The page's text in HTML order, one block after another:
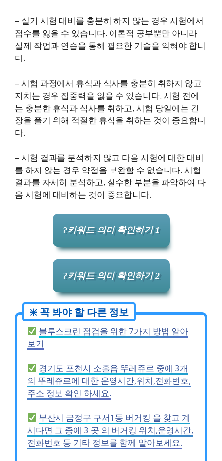
– 실기 시험 대비를 충분히 하지 않는 경우 시험에서
점수를 잃을 수 있습니다. 이론적 공부뿐만 아니라
실제 작업과 연습을 통해 필요한 기술을 익혀야 합니
다.
– 시험 과정에서 휴식과 식사를 충분히 취하지 않고
지치는 경우 집중력을 잃을 수 있습니다. 시험 전에
는 충분한 휴식과 식사를 취하고, 시험 당일에는 긴
장을 풀기 위해 적절한 휴식을 취하는 것이 중요합니
다.
– 시험 결과를 분석하지 않고 다음 시험에 대한 대비
를 하지 않는 경우 약점을 보완할 수 없습니다. 시험
결과를 자세히 분석하고, 실수한 부분을 파악하여 다
음 시험에 대비하는 것이 중요합니다.
?키워드 의미 확인하기 1
?키워드 의미 확인하기 2
블루스크린 점검을 위한 7가지 방법 알아
보기
경기도 포천시 소흘읍 뚜레쥬르 중에 3개
의 뚜레쥬르에 대한 운영시간,위치,전화번호,
주소 정보 확인 하세요.
부산시 금정구 구서1동 버거킹 을 찾고 계
시다면 그 중에 3 곳 의 버거킹 위치,운영시간,
전화번호 등 기타 정보를 함께 알아보세요.